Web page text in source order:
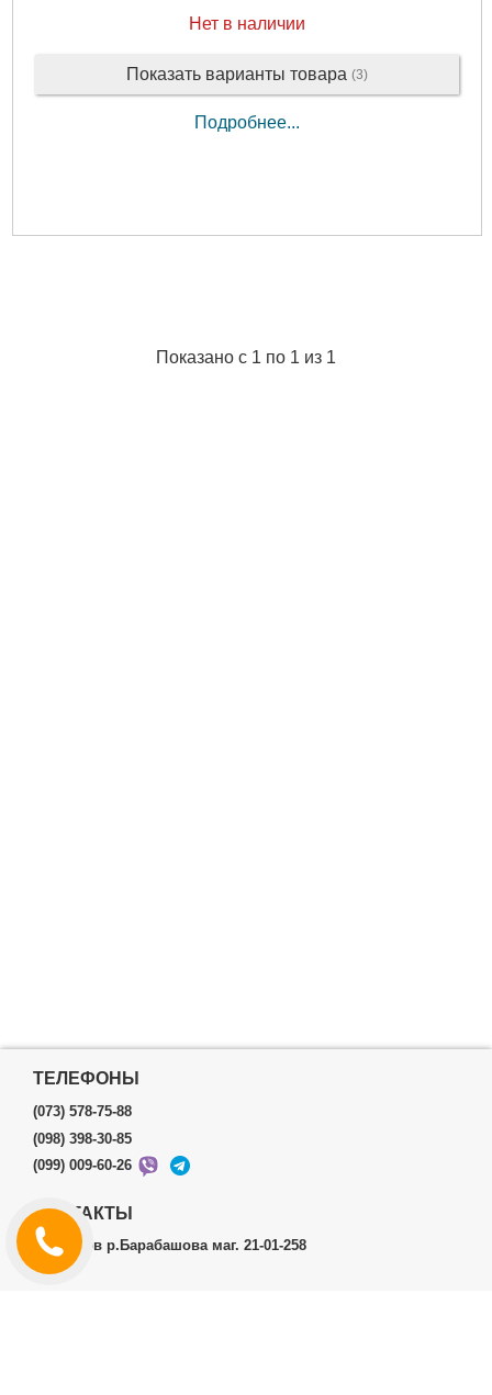
Нет в наличии
Показать варианты товара (3)
Подробнее...
Показано с 1 по 1 из 1
ТЕЛЕФОНЫ
(073) 578-75-88
(098) 398-30-85
(099) 009-60-26
КОНТАКТЫ
г.Харьков р.Барабашова маг. 21-01-258